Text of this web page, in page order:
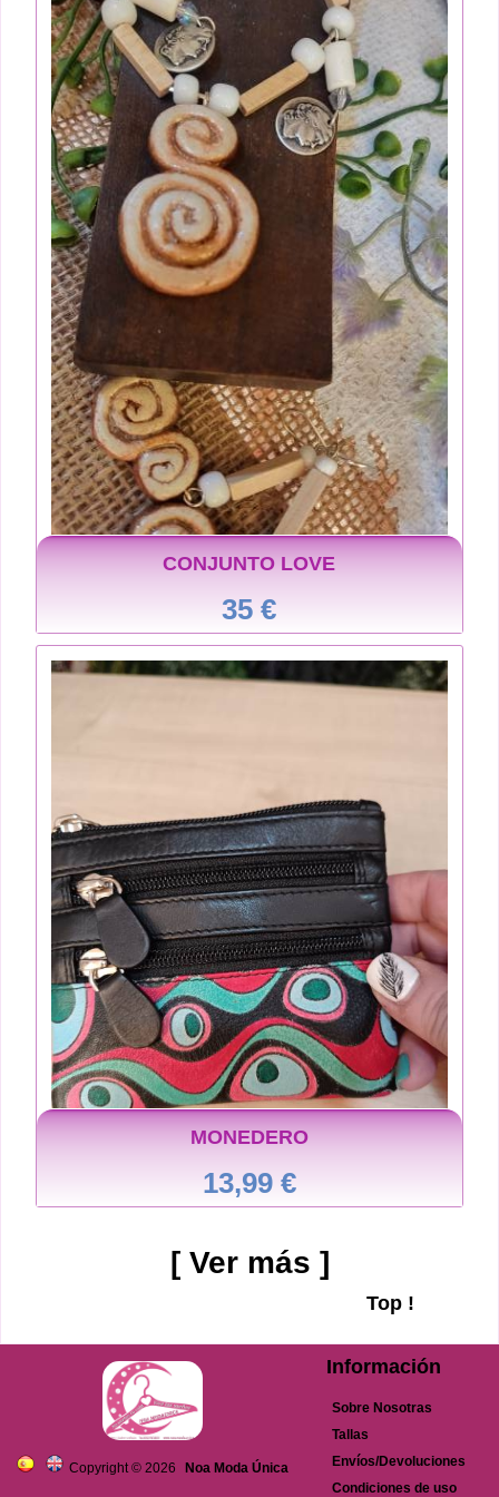
CONJUNTO LOVE
35 €
MONEDERO
13,99 €
[ Ver más ]
Top !
Copyright © 2026 Noa Moda Única
Información
Sobre Nosotras
Tallas
Envíos/Devoluciones
Condiciones de uso